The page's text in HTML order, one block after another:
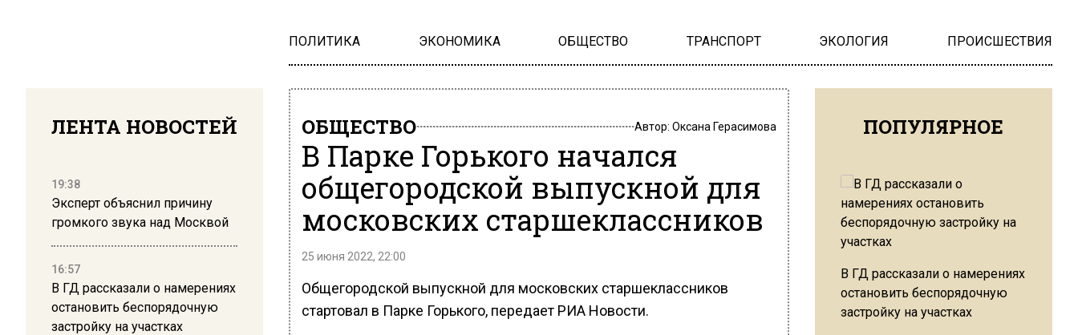
ПОЛИТИКА ЭКОНОМИКА ОБЩЕСТВО ТРАНСПОРТ ЭКОЛОГИЯ ПРОИСШЕСТВИЯ
ЛЕНТА НОВОСТЕЙ
19:38
Эксперт объяснил причину
громкого звука над Москвой
16:57
В ГД рассказали о намерениях
остановить беспорядочную
застройку на участках
ОБЩЕСТВО Автор: Оксана Герасимова
В Парке Горького начался
общегородской выпускной для
московских старшеклассников
25 июня 2022, 22:00
Общегородской выпускной для московских старшеклассников
стартовал в Парке Горького, передает РИА Новости.
ПОПУЛЯРНОЕ
В ГД рассказали о намерениях
остановить беспорядочную
застройку на участках